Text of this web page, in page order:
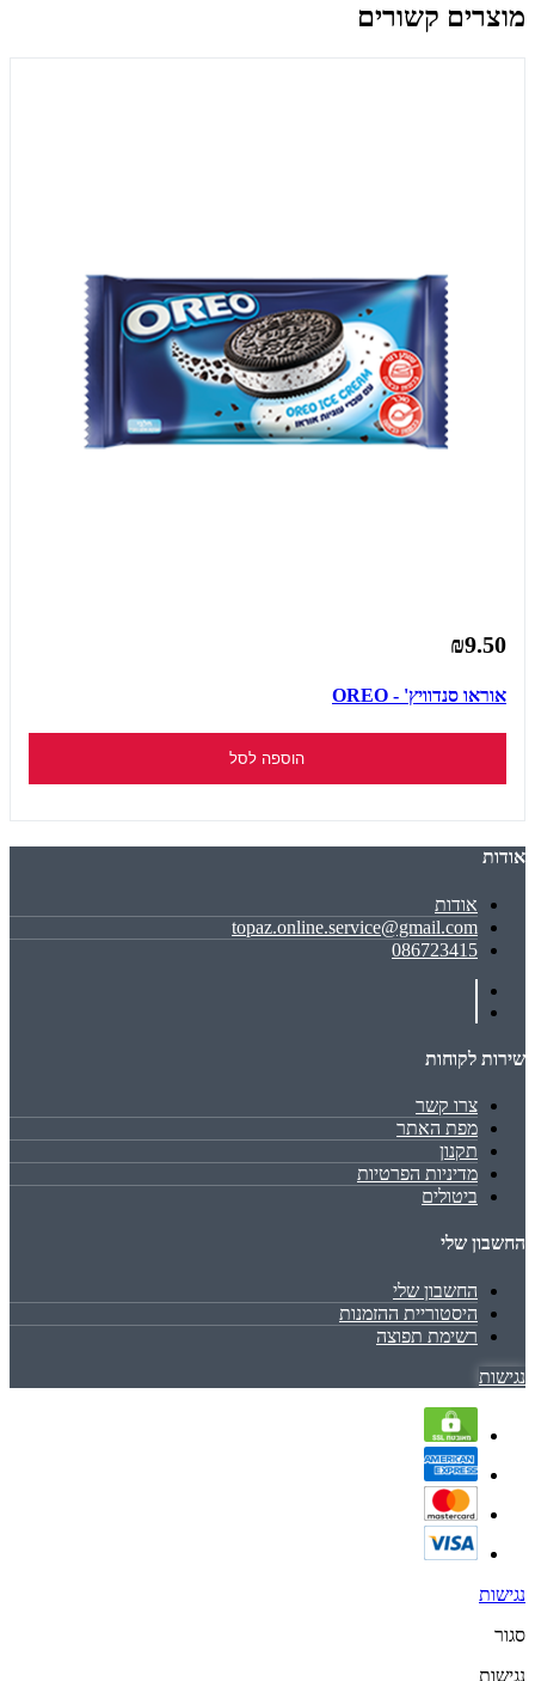
מוצרים קשורים
₪9.50
אוראו סנדוויץ' - OREO
הוספה לסל
אודות
אודות
topaz.online.service@gmail.com
086723415
שירות לקוחות
צרו קשר
מפת האתר
תקנון
מדיניות הפרטיות
ביטולים
החשבון שלי
החשבון שלי
היסטוריית ההזמנות
רשימת תפוצה
נגישות
נגישות
סגור
נגישות